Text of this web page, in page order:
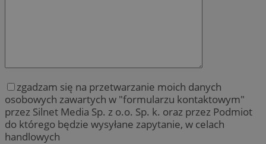
zgadzam się na przetwarzanie moich danych
osobowych zawartych w "formularzu kontaktowym"
przez Silnet Media Sp. z o.o. Sp. k. oraz przez Podmiot
do którego będzie wysyłane zapytanie, w celach
handlowych